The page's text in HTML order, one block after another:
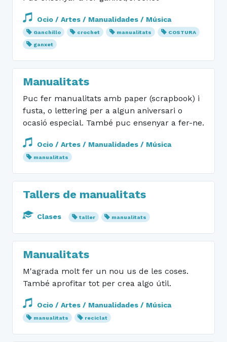
Ocio / Artes / Manualidades / Música
Ganchillo crochet manualitats
COSTURA
ganxet
Manualitats
Puc fer manualitats amb paper (scrapbook) i
fusta, o lettering per a algun aniversari o
ocasió especial. També puc ensenyar a fer-ne.
Ocio / Artes / Manualidades / Música
manualitats
Tallers de manualitats
Clases taller manualitats
Manualitats
M'agrada molt fer un nou us de les coses.
També aprofitar tot per crea algo útil.
Ocio / Artes / Manualidades / Música
manualitats reciclat